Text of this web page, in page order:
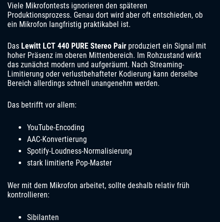
Viele Mikrofontests ignorieren den späteren
Produktionsprozess. Genau dort wird aber oft entschieden, ob
ein Mikrofon langfristig praktikabel ist.
Das Lewitt LCT 440 PURE Stereo Pair produziert ein Signal mit
hoher Präsenz im oberen Mittenbereich. Im Rohzustand wirkt
das zunächst modern und aufgeräumt. Nach Streaming-
Limitierung oder verlustbehafteter Kodierung kann derselbe
Bereich allerdings schnell unangenehm werden.
Das betrifft vor allem:
YouTube-Encoding
AAC-Konvertierung
Spotify-Loudness-Normalisierung
stark limitierte Pop-Master
Wer mit dem Mikrofon arbeitet, sollte deshalb relativ früh
kontrollieren:
Sibilanten